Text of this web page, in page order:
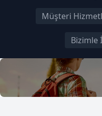
Müşteri
Bizimle